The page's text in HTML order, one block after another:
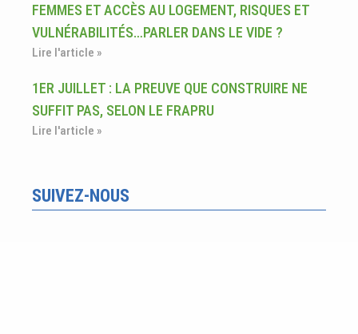
FEMMES ET ACCÈS AU LOGEMENT, RISQUES ET
VULNÉRABILITÉS…PARLER DANS LE VIDE ?
Lire l'article »
1ER JUILLET : LA PREUVE QUE CONSTRUIRE NE
SUFFIT PAS, SELON LE FRAPRU
Lire l'article »
SUIVEZ-NOUS